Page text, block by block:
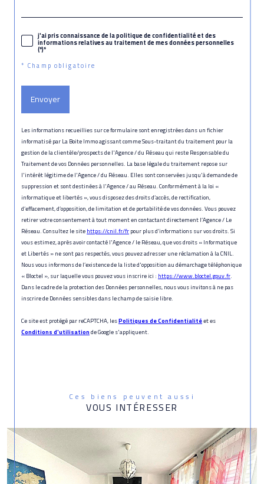
j'ai pris connaissance de la politique de confidentialité et des
informations relatives au traitement de mes données personnelles
(*)*
* Champ obligatoire
Envoyer
Les informations recueillies sur ce formulaire sont enregistrées dans un fichier
informatisé par La Boite Immo agissant comme Sous-traitant du traitement pour la
gestion de la clientèle/prospects de l'Agence / du Réseau qui reste Responsable du
Traitement de vos Données personnelles. La base légale du traitement repose sur
l'intérêt légitime de l'Agence / du Réseau. Elles sont conservées jusqu'à demande de
suppression et sont destinées à l'Agence / au Réseau. Conformément à la loi «
informatique et libertés », vous disposez des droits d’accès, de rectification,
d’effacement, d’opposition, de limitation et de portabilité de vos données. Vous pouvez
retirer votre consentement à tout moment en contactant directement l’Agence / Le
Réseau. Consultez le sitehttps://cnil.fr/frpour plus d’informations sur vos droits. Si
vous estimez, après avoir contacté l'Agence / le Réseau, que vos droits « Informatique
et Libertés » ne sont pas respectés, vous pouvez adresser une réclamation à la CNIL.
Nous vous informons de l’existence de la liste d'opposition au démarchage téléphonique
« Bloctel », sur laquelle vous pouvez vous inscrire ici :https://www.bloctel.gouv.fr.
Dans le cadre de la protection des Données personnelles, nous vous invitons à ne pas
inscrire de Données sensibles dans le champ de saisie libre.
Ce site est protégé par reCAPTCHA, lesPolitiques de Confidentialitéet es
Conditions d'utilisationde Google s'appliquent.
Ces biens peuvent aussi
VOUS INTÉRESSER